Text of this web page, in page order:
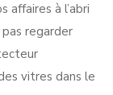
affaires à l’abri
regarder
vitres dans le